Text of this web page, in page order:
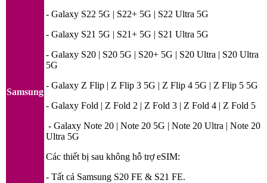
Samsung
- Galaxy S22 5G | S22+ 5G | S22 Ultra 5G
- Galaxy S21 5G | S21+ 5G | S21 Ultra 5G
- Galaxy S20 | S20 5G | S20+ 5G | S20 Ultra | S20 Ultra
5G
- Galaxy Z Flip | Z Flip 3 5G | Z Flip 4 5G | Z Flip 5 5G
- Galaxy Fold | Z Fold 2 | Z Fold 3 | Z Fold 4 | Z Fold 5
- Galaxy Note 20 | Note 20 5G | Note 20 Ultra | Note 20
Ultra 5G
Các thiết bị sau không hỗ trợ eSIM:
- Tất cả Samsung S20 FE & S21 FE.